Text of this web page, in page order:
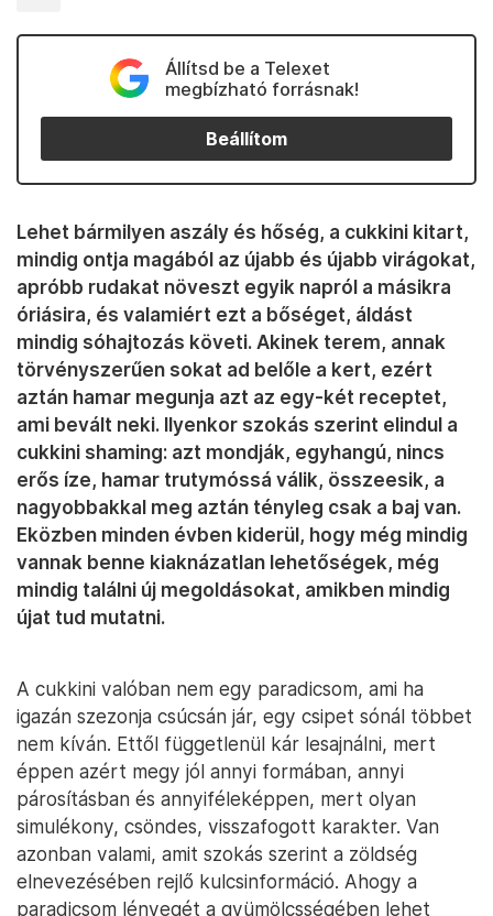
Állítsd be a Telexet
megbízható forrásnak!
Beállítom
Lehet bármilyen aszály és hőség, a cukkini kitart,
mindig ontja magából az újabb és újabb virágokat,
apróbb rudakat növeszt egyik napról a másikra
óriásira, és valamiért ezt a bőséget, áldást
mindig sóhajtozás követi. Akinek terem, annak
törvényszerűen sokat ad belőle a kert, ezért
aztán hamar megunja azt az egy-két receptet,
ami bevált neki. Ilyenkor szokás szerint elindul a
cukkini shaming: azt mondják, egyhangú, nincs
erős íze, hamar trutymóssá válik, összeesik, a
nagyobbakkal meg aztán tényleg csak a baj van.
Eközben minden évben kiderül, hogy még mindig
vannak benne kiaknázatlan lehetőségek, még
mindig találni új megoldásokat, amikben mindig
újat tud mutatni.
A cukkini valóban nem egy paradicsom, ami ha
igazán szezonja csúcsán jár, egy csipet sónál többet
nem kíván. Ettől függetlenül kár lesajnálni, mert
éppen azért megy jól annyi formában, annyi
párosításban és annyiféleképpen, mert olyan
simulékony, csöndes, visszafogott karakter. Van
azonban valami, amit szokás szerint a zöldség
elnevezésében rejlő kulcsinformáció. Ahogy a
paradicsom lényegét a gyümölcsségében lehet